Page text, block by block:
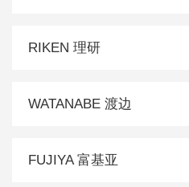
RIKEN 理研
WATANABE 渡边
FUJIYA 富基亚